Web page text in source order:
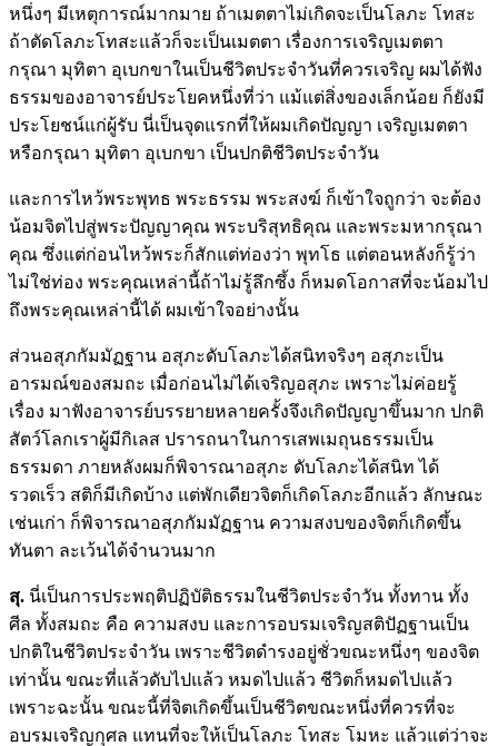
หนึ่งๆ มีเหตุการณ์มากมาย ถ้าเมตตาไม่เกิดจะเป็นโลภะ โทสะ
ถ้าตัดโลภะโทสะแล้วก็จะเป็นเมตตา เรื่องการเจริญเมตตา
กรุณา มุทิตา อุเบกขาในเป็นชีวิตประจำวันที่ควรเจริญ ผมได้ฟัง
ธรรมของอาจารย์ประโยคหนึ่งที่ว่า แม้แต่สิ่งของเล็กน้อย ก็ยังมี
ประโยชน์แก่ผู้รับ นี่เป็นจุดแรกที่ให้ผมเกิดปัญญา เจริญเมตตา
หรือกรุณา มุทิตา อุเบกขา เป็นปกติชีวิตประจำวัน
และการไหว้พระพุทธ พระธรรม พระสงฆ์ ก็เข้าใจถูกว่า จะต้อง
น้อมจิตไปสู่พระปัญญาคุณ พระบริสุทธิคุณ และพระมหากรุณา
คุณ ซึ่งแต่ก่อนไหว้พระก็สักแต่ท่องว่า พุทโธ แต่ตอนหลังก็รู้ว่า
ไม่ใช่ท่อง พระคุณเหล่านี้ถ้าไม่รู้ลึกซึ้ง ก็หมดโอกาสที่จะน้อมไป
ถึงพระคุณเหล่านี้ได้ ผมเข้าใจอย่างนั้น
ส่วนอสุภกัมมัฏฐาน อสุภะดับโลภะได้สนิทจริงๆ อสุภะเป็น
อารมณ์ของสมถะ เมื่อก่อนไม่ได้เจริญอสุภะ เพราะไม่ค่อยรู้
เรื่อง มาฟังอาจารย์บรรยายหลายครั้งจึงเกิดปัญญาขึ้นมาก ปกติ
สัตว์โลกเราผู้มีกิเลส ปรารถนาในการเสพเมถุนธรรมเป็น
ธรรมดา ภายหลังผมก็พิจารณาอสุภะ ดับโลภะได้สนิท ได้
รวดเร็ว สติก็มีเกิดบ้าง แต่พักเดียวจิตก็เกิดโลภะอีกแล้ว ลักษณะ
เช่นเก่า ก็พิจารณาอสุภกัมมัฏฐาน ความสงบของจิตก็เกิดขึ้น
ทันตา ละเว้นได้จำนวนมาก
สุ. นี่เป็นการประพฤติปฏิบัติธรรมในชีวิตประจำวัน ทั้งทาน ทั้ง
ศีล ทั้งสมถะ คือ ความสงบ และการอบรมเจริญสติปัฏฐานเป็น
ปกติในชีวิตประจำวัน เพราะชีวิตดำรงอยู่ชั่วขณะหนึ่งๆ ของจิต
เท่านั้น ขณะที่แล้วดับไปแล้ว หมดไปแล้ว ชีวิตก็หมดไปแล้ว
เพราะฉะนั้น ขณะนี้ที่จิตเกิดขึ้นเป็นชีวิตขณะหนึ่งที่ควรที่จะ
อบรมเจริญกุศล แทนที่จะให้เป็นโลภะ โทสะ โมหะ แล้วแต่ว่าจะ